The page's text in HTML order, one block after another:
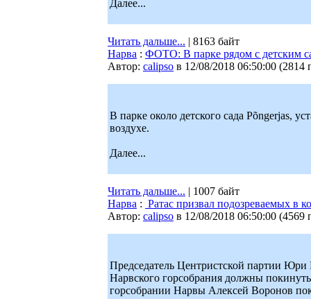
Далее...
Читать дальше... | 8163 байт
Нарва : ФОТО: В парке рядом с детским
Автор: calipso в 12/08/2018 06:50:00 (2814
В парке около детского сада Põngerjas,
воздухе.
Далее...
Читать дальше... | 1007 байт
Нарва : Ратас призвал подозреваемых в
Автор: calipso в 12/08/2018 06:50:00 (4569
Председатель Центристской партии Юри
Нарвского горсобрания должны
горсобрании Нарвы Алексей Воронов